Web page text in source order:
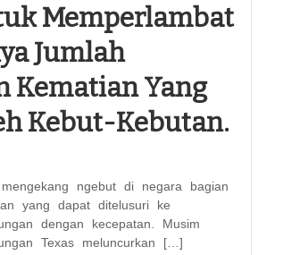
Memperlambat
Jumlah
Kematian Yang
Kebut-Kebutan.
ngebut di negara bagian
yang dapat ditelusuri ke
dengan kecepatan. Musim
Texas meluncurkan […]